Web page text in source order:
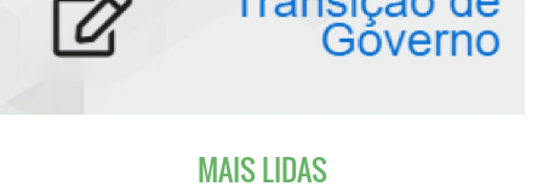
MAIS LIDAS